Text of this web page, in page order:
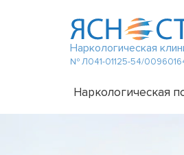
Наркологическая
№ Л041-01125-54/
Наркологическая